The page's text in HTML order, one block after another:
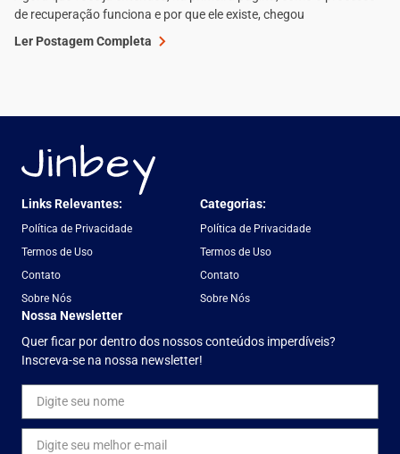
de recuperação funciona e por que ele existe, chegou
Ler Postagem Completa
Links Relevantes:
Política de Privacidade
Termos de Uso
Contato
Sobre Nós
Categorias:
Política de Privacidade
Termos de Uso
Contato
Sobre Nós
Nossa Newsletter
Quer ficar por dentro dos nossos conteúdos imperdíveis?
Inscreva-se na nossa newsletter!